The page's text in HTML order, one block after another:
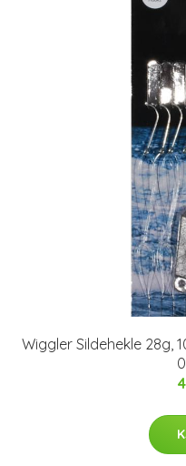
Wiggler Sildehekle 28g,